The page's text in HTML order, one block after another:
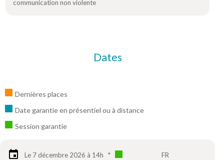
communication non violente
Dates
Dernières places
Date garantie en présentiel ou à distance
Session garantie
Le 7 décembre 2026 à 14h *
FR